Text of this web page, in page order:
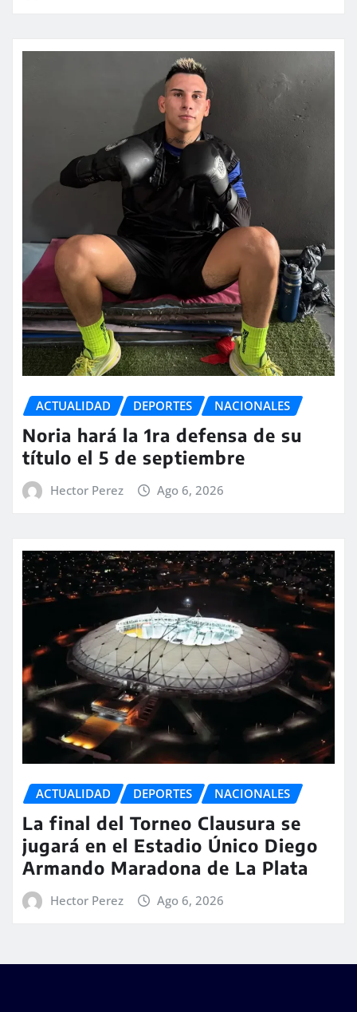
ACTUALIDAD DEPORTES NACIONALES
Noria hará la 1ra defensa de su
título el 5 de septiembre
Hector Perez Ago 6, 2026
ACTUALIDAD DEPORTES NACIONALES
La final del Torneo Clausura se
jugará en el Estadio Único Diego
Armando Maradona de La Plata
Hector Perez Ago 6, 2026